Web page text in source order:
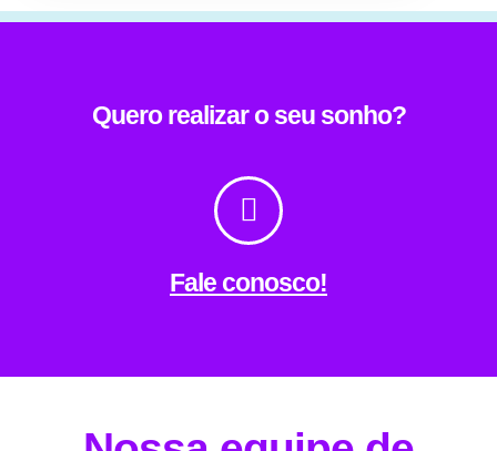
Quero realizar o seu sonho?
Fale conosco!